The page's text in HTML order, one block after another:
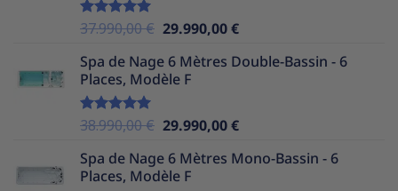
Note5.00
37.990,00€ Le
initial
était :
29.990,00€Le
actuel
Spa de Nage 6 Mètres Double-Bassin - 6
Places, Modèle F
Note5.00
38.990,00€ Le
initial
était :
29.990,00€Le
actuel
Spa de Nage 6 Mètres Mono-Bassin - 6
Places, Modèle F